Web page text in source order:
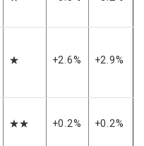
★ +2.6% +2.9%
★★ +0.2% +0.2%